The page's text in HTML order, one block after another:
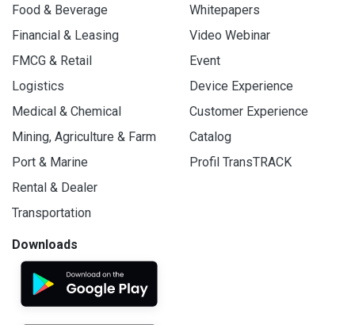
Food & Beverage
Financial & Leasing
FMCG & Retail
Logistics
Medical & Chemical
Mining, Agriculture & Farm
Port & Marine
Rental & Dealer
Transportation
Whitepapers
Video Webinar
Event
Device Experience
Customer Experience
Catalog
Profil TransTRACK
Downloads